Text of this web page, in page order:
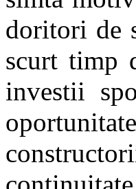
doritori de
scurt timp
investii